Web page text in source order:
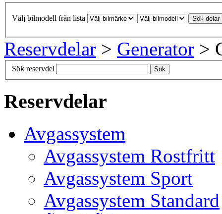
Välj bilmodell från lista Sök delar
Reservdelar > Generator >
Sök reservdel Sök
Reservdelar
Avgassystem
Avgassystem Rostfritt
Avgassystem Sport
Avgassystem Standard